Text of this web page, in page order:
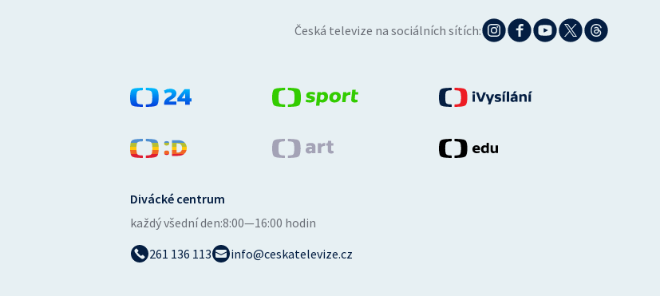
Česká televize na sociálních sítích:
Divácké centrum
každý všední den:8:00—16:00 hodin
261 136 113
info@ceskatelevize.cz